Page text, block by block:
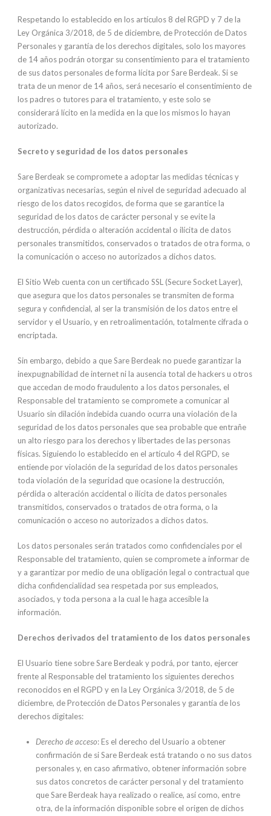
Respetando lo establecido en los artículos 8 del RGPD y 7 de la
Ley Orgánica 3/2018, de 5 de diciembre, de Protección de Datos
Personales y garantía de los derechos digitales, solo los mayores
de 14 años podrán otorgar su consentimiento para el tratamiento
de sus datos personales de forma lícita por Sare Berdeak. Si se
trata de un menor de 14 años, será necesario el consentimiento de
los padres o tutores para el tratamiento, y este solo se
considerará lícito en la medida en la que los mismos lo hayan
autorizado.
Secreto y seguridad de los datos personales
Sare Berdeak se compromete a adoptar las medidas técnicas y
organizativas necesarias, según el nivel de seguridad adecuado al
riesgo de los datos recogidos, de forma que se garantice la
seguridad de los datos de carácter personal y se evite la
destrucción, pérdida o alteración accidental o ilícita de datos
personales transmitidos, conservados o tratados de otra forma, o
la comunicación o acceso no autorizados a dichos datos.
El Sitio Web cuenta con un certificado SSL (Secure Socket Layer),
que asegura que los datos personales se transmiten de forma
segura y confidencial, al ser la transmisión de los datos entre el
servidor y el Usuario, y en retroalimentación, totalmente cifrada o
encriptada.
Sin embargo, debido a que Sare Berdeak no puede garantizar la
inexpugnabilidad de internet ni la ausencia total de hackers u otros
que accedan de modo fraudulento a los datos personales, el
Responsable del tratamiento se compromete a comunicar al
Usuario sin dilación indebida cuando ocurra una violación de la
seguridad de los datos personales que sea probable que entrañe
un alto riesgo para los derechos y libertades de las personas
físicas. Siguiendo lo establecido en el artículo 4 del RGPD, se
entiende por violación de la seguridad de los datos personales
toda violación de la seguridad que ocasione la destrucción,
pérdida o alteración accidental o ilícita de datos personales
transmitidos, conservados o tratados de otra forma, o la
comunicación o acceso no autorizados a dichos datos.
Los datos personales serán tratados como confidenciales por el
Responsable del tratamiento, quien se compromete a informar de
y a garantizar por medio de una obligación legal o contractual que
dicha confidencialidad sea respetada por sus empleados,
asociados, y toda persona a la cual le haga accesible la
información.
Derechos derivados del tratamiento de los datos personales
El Usuario tiene sobre Sare Berdeak y podrá, por tanto, ejercer
frente al Responsable del tratamiento los siguientes derechos
reconocidos en el RGPD y en la Ley Orgánica 3/2018, de 5 de
diciembre, de Protección de Datos Personales y garantía de los
derechos digitales:
Derecho de acceso: Es el derecho del Usuario a obtener
confirmación de si Sare Berdeak está tratando o no sus datos
personales y, en caso afirmativo, obtener información sobre
sus datos concretos de carácter personal y del tratamiento
que Sare Berdeak haya realizado o realice, así como, entre
otra, de la información disponible sobre el origen de dichos